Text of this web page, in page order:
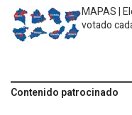
MAPAS |
votado
Contenido patrocinado